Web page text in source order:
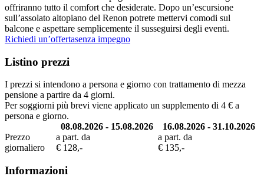
offriranno tutto il comfort che desiderate. Dopo un’escursione
sull’assolato altopiano del Renon potrete mettervi comodi sul
balcone e aspettare semplicemente il susseguirsi degli eventi.
Richiedi un’offertasenza impegno
Listino prezzi
I prezzi si intendono a persona e giorno con trattamento di mezza
pensione a partire da 4 giorni.
Per soggiorni più brevi viene applicato un supplemento di 4 € a
persona e giorno.
08.08.2026 - 15.08.2026
16.08.2026 - 31.10.2026
Prezzo
giornaliero
a part. da
€ 128,-
a part. da
€ 135,-
Informazioni